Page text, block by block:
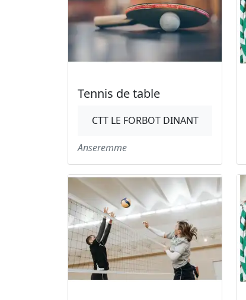
Tennis de table
CTT LE FORBOT DINANT
Anseremme